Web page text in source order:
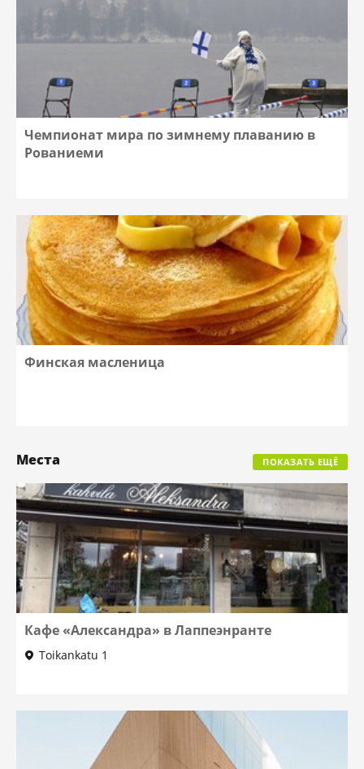
Чемпионат мира по зимнему плаванию в
Рованиеми
Финская масленица
Места ПОКАЗАТЬ ЕЩЁ
Кафе «Александра» в Лаппеэнранте
Toikankatu 1